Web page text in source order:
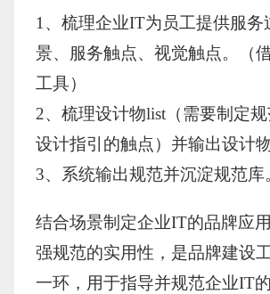
1、梳理企业IT为员工提供服务
景、服务触点、视觉触点。（
工具）
2、梳理设计物list（需要制定规
设计指引的触点）并输出设计物
3、系统输出规范并沉淀规范库
结合场景制定企业IT的品牌应
强规范的实用性，是品牌建设
一环，用于指导并规范企业IT的